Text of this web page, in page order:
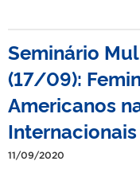
Seminário
(17/09):
Americanos
Internacionais
11/09/2020